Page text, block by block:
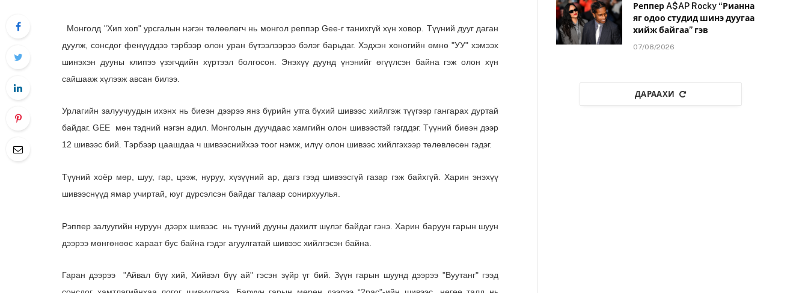
Монголд "Хип хоп" урсгалын нэгэн төлөөлөгч нь монгол реппэр Gee-г танихгүй хүн ховор. Түүний дууг даган
дуулж, сонсдог фенүүддээ тэрбээр олон уран бүтээлээрээ бэлэг барьдаг. Хэдхэн хоногийн өмнө "УУ" хэмээх
шинэхэн дууны клипээ үзэгчдийн хүртээл болгосон. Энэхүү дуунд үнэнийг өгүүлсэн байна гэж олон хүн
сайшааж хүлээж авсан билээ.
Урлагийн залуучуудын ихэнх нь биеэн дээрээ янз бүрийн утга бүхий шивээс хийлгэж түүгээр гангарах дуртай
байдаг. GEE мөн тэдний нэгэн адил. Монголын дуучдаас хамгийн олон шивээстэй гэгддэг. Түүний биеэн дээр
12 шивээс бий. Тэрбээр цаашдаа ч шивээснийхээ тоог нэмж, илүү олон шивээс хийлгэхээр төлөвлөсөн гэдэг.
Түүний хоёр мөр, шуу, гар, цээж, нуруу, хүзүүний ар, дагз гээд шивээсгүй газар гэж байхгүй. Харин энэхүү
шивээснүүд ямар учиртай, юуг дүрсэлсэн байдаг талаар сонирхуулья.
Рэппер залуугийн нуруун дээрх шивээс нь түүний дууны дахилт шүлэг байдаг гэнэ. Харин баруун гарын шуун
дээрээ мөнгөнөөс хараат бус байна гэдэг агуулгатай шивээс хийлгэсэн байна.
Гаран дээрээ "Айвал бүү хий, Хийвэл бүү ай" гэсэн зүйр үг бий. Зүүн гарын шуунд дээрээ "Вуутанг" гээд
Реппер A$AP Rocky “Рианна
яг одоо студид шинэ дуугаа
хийж байгаа” гэв
07/08/2026
ДАРААХИ